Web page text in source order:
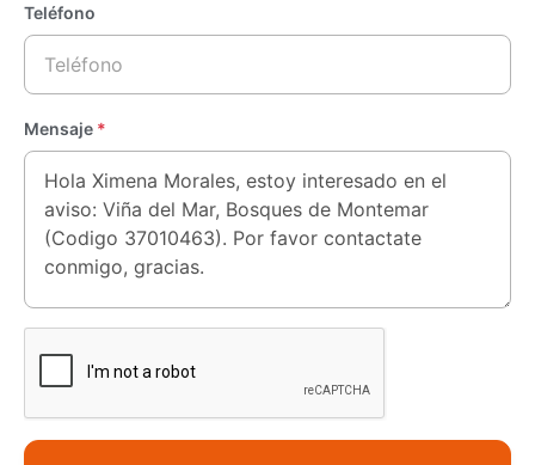
Teléfono
Mensaje *